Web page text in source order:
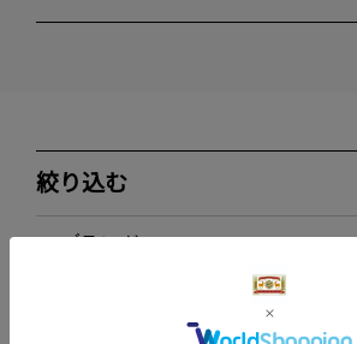
絞り込む
ブランド